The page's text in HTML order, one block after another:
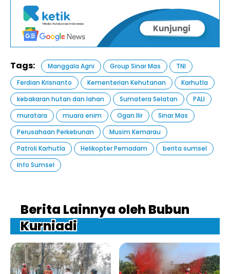
Tags: Manggala Agni Group Sinar Mas
TNI
Ferdian Krisnanto
Kementerian Kehutanan
Karhutla
kebakaran hutan dan lahan
Sumatera Selatan
PALI
muratara
muara enim Ogan Ilir
Sinar Mas
Perusahaan Perkebunan
Musim Kemarau
Patroli Karhutla
Helikopter Pemadam
berita sumsel
Info Sumsel
Berita Lainnya oleh Bubun
Kurniadi